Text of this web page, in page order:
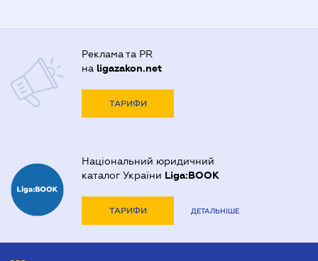
Реклама та PR
на ligazakon.net
ТАРИФИ
Національний юридичний
каталог України Liga:BOOK
ТАРИФИ ДЕТАЛЬНІШЕ